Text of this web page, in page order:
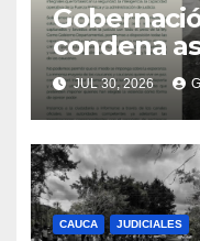
condena
ciudadanos y exige
urgentes
Nacional
JUL 30, 2026
CAUCA JUDICIALES